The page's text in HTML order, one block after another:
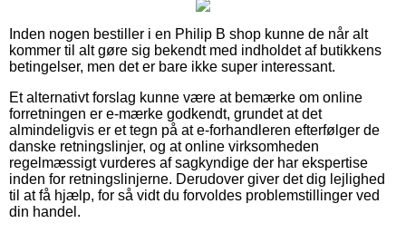
Inden nogen bestiller i en Philip B shop kunne de når alt
kommer til alt gøre sig bekendt med indholdet af butikkens
betingelser, men det er bare ikke super interessant.
Et alternativt forslag kunne være at bemærke om online
forretningen er e-mærke godkendt, grundet at det
almindeligvis er et tegn på at e-forhandleren efterfølger de
danske retningslinjer, og at online virksomheden
regelmæssigt vurderes af sagkyndige der har ekspertise
inden for retningslinjerne. Derudover giver det dig lejlighed
til at få hjælp, for så vidt du forvoldes problemstillinger ved
din handel.